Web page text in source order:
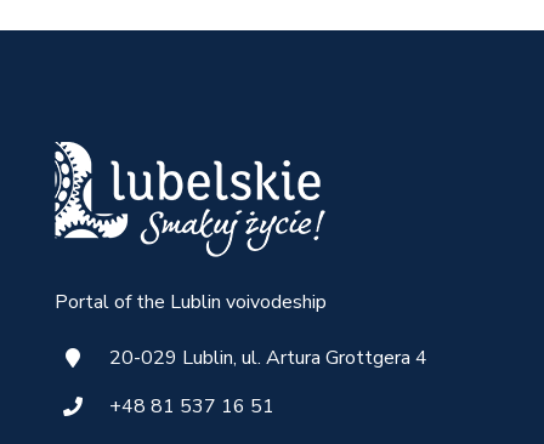
Portal of the Lublin voivodeship
20-029 Lublin, ul. Artura Grottgera 4
+48 81 537 16 51